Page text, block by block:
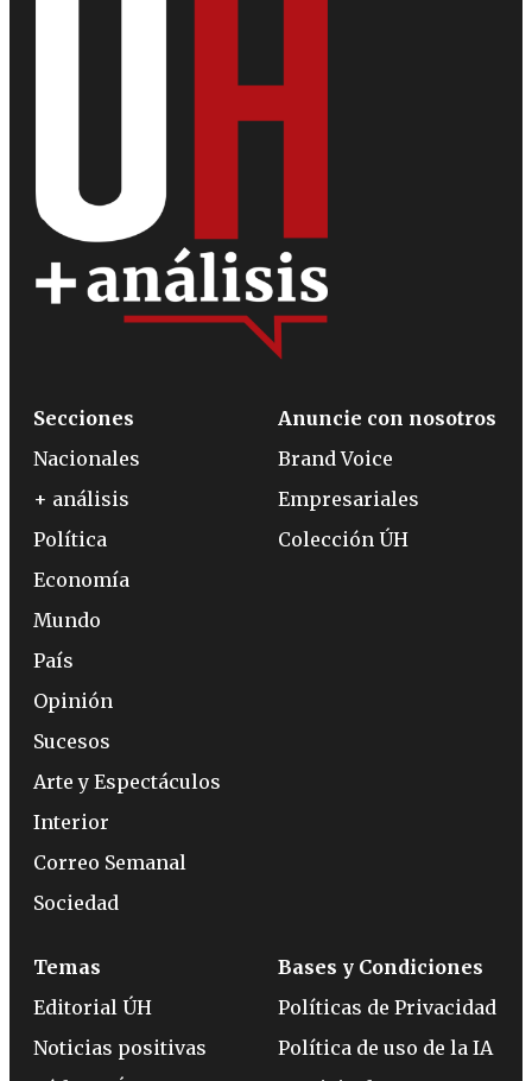
Secciones
Nacionales
+ análisis
Política
Economía
Mundo
País
Opinión
Sucesos
Arte y Espectáculos
Interior
Correo Semanal
Sociedad
Anuncie con nosotros
Brand Voice
Empresariales
Colección ÚH
Temas
Editorial ÚH
Noticias positivas
Bases y Condiciones
Políticas de Privacidad
Política de uso de la IA